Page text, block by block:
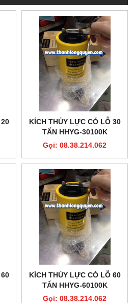
KÍCH THỦY LỰC CÓ LỖ 30
TẤN HHYG-30100K
Gọi: 08.38.214.062
KÍCH THỦY LỰC CÓ LỖ 60
TẤN HHYG-60100K
Gọi: 08.38.214.062